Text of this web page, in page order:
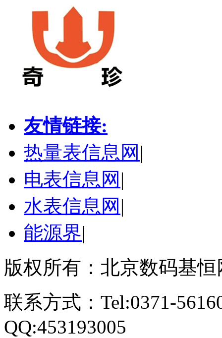
友情链接:
热量表信息网 |
电表信息网 |
水表信息网 |
能源界|
版权所有：北京数码基
联系方式：Tel:0371-
QQ:453193005